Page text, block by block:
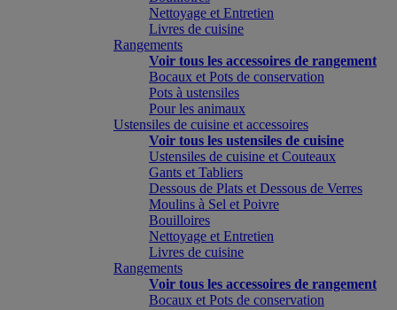
Nettoyage et Entretien
Livres de cuisine
Rangements
Voir tous les accessoires de rangement
Bocaux et Pots de conservation
Pots à ustensiles
Pour les animaux
Ustensiles de cuisine et accessoires
Voir tous les ustensiles de cuisine
Ustensiles de cuisine et Couteaux
Gants et Tabliers
Dessous de Plats et Dessous de Verres
Moulins à Sel et Poivre
Bouilloires
Nettoyage et Entretien
Livres de cuisine
Rangements
Voir tous les accessoires de rangement
Bocaux et Pots de conservation